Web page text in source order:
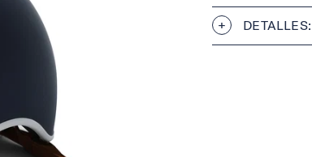
DETALLES: